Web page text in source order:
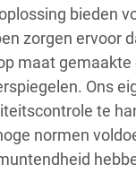
bieden
zorgen ervoor
maat
Ons
te
normen